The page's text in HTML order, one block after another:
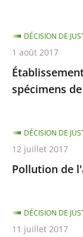
spécimens
DÉCISION DE
1 août 2017
Pollution de
DÉCISION DE
12 juillet 2017
DÉCISION DE
11 juillet 2017